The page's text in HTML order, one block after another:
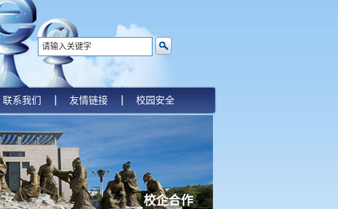
联系我们 友情链接 校园安全
校企合作